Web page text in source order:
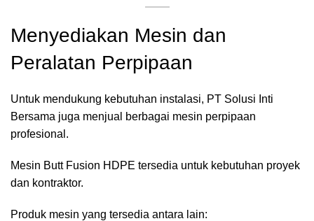
Menyediakan Mesin dan
Peralatan Perpipaan
Untuk mendukung kebutuhan instalasi, PT Solusi Inti
Bersama juga menjual berbagai mesin perpipaan
profesional.
Mesin Butt Fusion HDPE tersedia untuk kebutuhan proyek
dan kontraktor.
Produk mesin yang tersedia antara lain: